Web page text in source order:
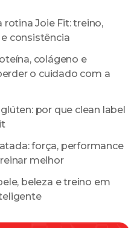
Joie Fit: treino,
consistência
colágeno e
o cuidado com a
por que clean label
força, performance
melhor
beleza e treino em